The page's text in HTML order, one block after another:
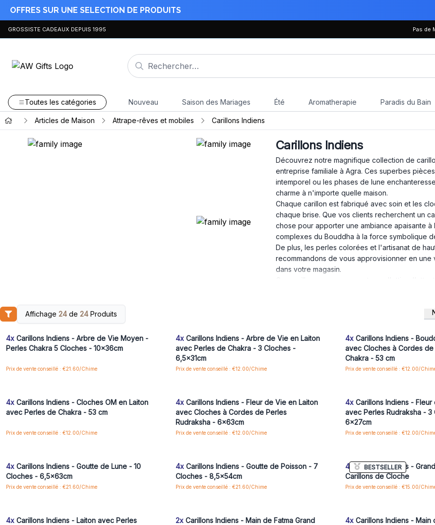
OFFRES SUR UNE SELECTION DE PRODUITS
GROSSISTE CADEAUX DEPUIS 1995 Pas de
Toutes les catégories Nouveau Saison des Mariages Été Aromatherapie Paradis du Bain
Articles de Maison Attrape-rêves et mobiles Carillons Indiens
Carillons Indiens
Découvrez notre magnifique collection de
entreprise familiale à Agra. Ces superbes
intemporel ou les phases de lune
charme à n'importe quelle maison.
Chaque carillon est fabriqué avec soin et les
chaque brise. Que vos clients recherchent un
chose pour apporter une ambiance apaisante
complexes du Bouddha à la force symbolique
De plus, les perles colorées et l'artisanat de
recommandons de vous approvisionner en
dans votre magasin.
Ces carillons ne manqueront pas d'attirer
de quelque chose de spécial et de significatif.
Faites le plein aujourd'hui et laissez les doux
Affichage 24de 24Produits
Connectez-vous ou inscrivez-vous pour accéder
aux prix de gros
4x Carillons Indiens - Arbre de Vie Moyen -
Perles Chakra 5 Cloches - 10x36cm
Prix de vente conseillé : €21.60/Chime
4x Carillons Indiens - Arbre de Vie en Laiton
avec Perles de Chakra - 3 Cloches -
6,5x31cm
Prix de vente conseillé : €12.00/Chime
Connectez-vous ou inscrivez-
aux prix de
4x Carillons Indiens -
avec Cloches à Cordes
Chakra - 53 cm
Prix de vente conseillé : €12.00/
4x Carillons Indiens - Cloches OM en Laiton
avec Perles de Chakra - 53 cm
Prix de vente conseillé : €12.00/Chime
4x Carillons Indiens - Fleur de Vie en Laiton
avec Cloches à Cordes de Perles
Rudraksha - 6x63cm
Prix de vente conseillé : €12.00/Chime
4x Carillons Indiens -
avec Perles Rudraksha - 3
6x27cm
Prix de vente conseillé : €12.00/
4x Carillons Indiens - Goutte de Lune - 10
Cloches - 6,5x63cm
Prix de vente conseillé : €21.60/Chime
4x Carillons Indiens - Goutte de Poisson - 7
Cloches - 8,5x54cm
Prix de vente conseillé : €21.60/Chime
BESTSELLER
4x Carillons Indiens -
Carillons de Cloche
Prix de vente conseillé : €15.00/
4x Carillons Indiens - Laiton avec Perles
2x Carillons Indiens - Main de Fatma Grand
4x Carillons Indiens - Main